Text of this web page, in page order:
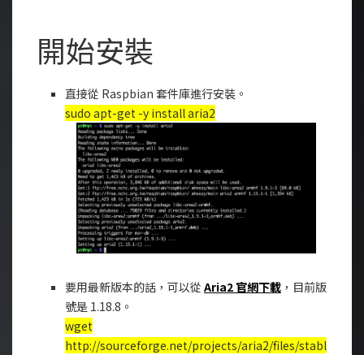
開始安裝
直接從 Raspbian 套件庫進行安裝。
sudo apt-get -y install aria2
要用最新版本的話，可以從 Aria2 官網下載 ，目前版
號是 1.18.8。
wget
http://sourceforge.net/projects/aria2/files/stabl